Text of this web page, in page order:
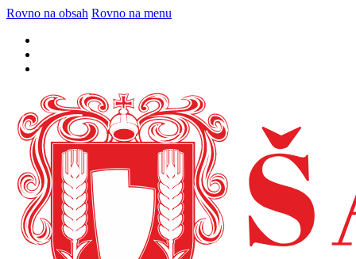
Rovno na obsah Rovno na menu